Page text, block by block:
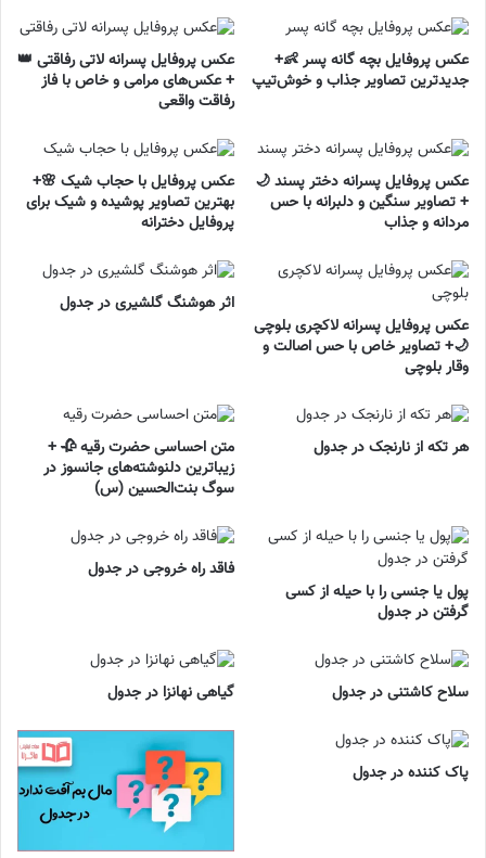
عکس پروفایل بچه گانه پسر 👶+
جدیدترین تصاویر جذاب و خوش‌تیپ
عکس پروفایل پسرانه لاتی رفاقتی 👑
+ عکس‌های مرامی و خاص با فاز
رفاقت واقعی
عکس پروفایل پسرانه دختر پسند 🌙
+ تصاویر سنگین و دلبرانه با حس
مردانه و جذاب
عکس پروفایل با حجاب شیک 🌸+
بهترین تصاویر پوشیده و شیک برای
پروفایل دخترانه
عکس پروفایل پسرانه لاکچری بلوچی
🌙+ تصاویر خاص با حس اصالت و
وقار بلوچی
اثر هوشنگ گلشیری در جدول
هر تکه از نارنجک در جدول
متن احساسی حضرت رقیه 🥀 +
زیباترین دلنوشته‌های جانسوز در
سوگ بنت‌الحسین (س)
پول یا جنسی را با حیله از کسی
گرفتن در جدول
فاقد راه خروجی در جدول
سلاح کاشتنی در جدول گیاهی نهانزا در جدول
پاک کننده در جدول